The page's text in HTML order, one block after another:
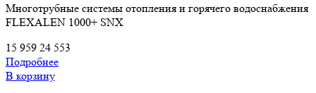
Многотрубные системы отопления и горячего водоснабжения
FLEXALEN 1000+ SNX
15 959 24 553
Подробнее
В корзину